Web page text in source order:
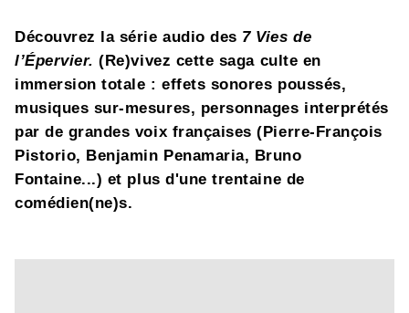
Découvrez la série audio des 7 Vies de
l’Épervier. (Re)vivez cette saga culte en
immersion totale : effets sonores poussés,
musiques sur-mesures, personnages interprétés
par de grandes voix françaises (Pierre-François
Pistorio, Benjamin Penamaria, Bruno
Fontaine...) et plus d'une trentaine de
comédien(ne)s.